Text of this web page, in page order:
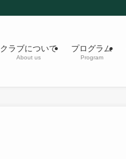
クラブについて
About us
プログラム
Program